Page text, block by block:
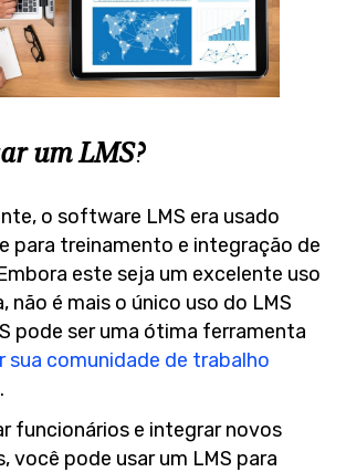
um LMS?
o software LMS era usado
para treinamento e integração de
este seja um excelente uso
não é mais o único uso do LMS
pode ser uma ótima ferramenta
sua comunidade de trabalho
.
funcionários e integrar novos
você pode usar um LMS para